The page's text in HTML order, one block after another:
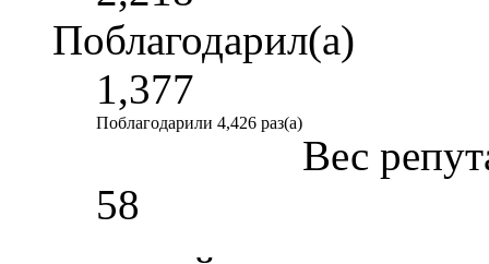
Поблагодарил(а)
1,377
Поблагодарили 4,426 раз(а)
Вес
58